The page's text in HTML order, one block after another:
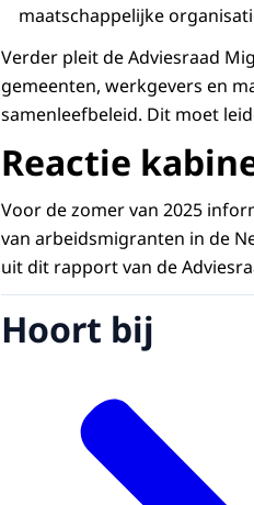
maatschappelijke
Verder pleit de Adviesraad
gemeenten, werkgevers en
samenleefbeleid. Dit moet
Reactie
Voor de zomer van 2025
van arbeidsmigranten in de
uit dit rapport van de
Hoort bij